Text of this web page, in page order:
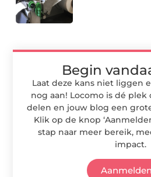
Begin
Laat deze kans niet liggen
nog aan! Locomo is dé
delen en jouw blog een
Klik op de knop
stap naar meer bereik,
impact.
Aanmelden